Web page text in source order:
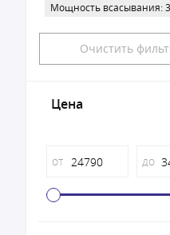
Мощность всасывания:
Очистить
Цена
от до